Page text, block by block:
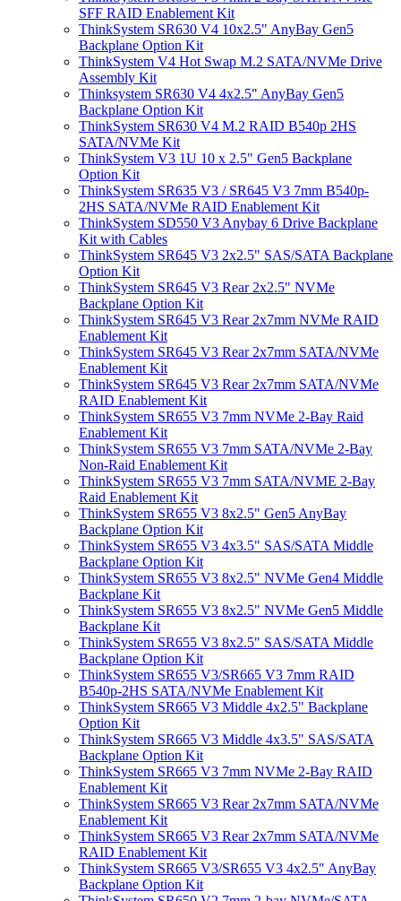
SFF RAID Enablement Kit
ThinkSystem SR630 V4 10x2.5" AnyBay Gen5
Backplane Option Kit
ThinkSystem V4 Hot Swap M.2 SATA/NVMe Drive
Assembly Kit
Thinksystem SR630 V4 4x2.5" AnyBay Gen5
Backplane Option Kit
ThinkSystem SR630 V4 M.2 RAID B540p 2HS
SATA/NVMe Kit
ThinkSystem V3 1U 10 x 2.5" Gen5 Backplane
Option Kit
ThinkSystem SR635 V3 / SR645 V3 7mm B540p-
2HS SATA/NVMe RAID Enablement Kit
ThinkSystem SD550 V3 Anybay 6 Drive Backplane
Kit with Cables
ThinkSystem SR645 V3 2x2.5" SAS/SATA Backplane
Option Kit
ThinkSystem SR645 V3 Rear 2x2.5" NVMe
Backplane Option Kit
ThinkSystem SR645 V3 Rear 2x7mm NVMe RAID
Enablement Kit
ThinkSystem SR645 V3 Rear 2x7mm SATA/NVMe
Enablement Kit
ThinkSystem SR645 V3 Rear 2x7mm SATA/NVMe
RAID Enablement Kit
ThinkSystem SR655 V3 7mm NVMe 2-Bay Raid
Enablement Kit
ThinkSystem SR655 V3 7mm SATA/NVMe 2-Bay
Non-Raid Enablement Kit
ThinkSystem SR655 V3 7mm SATA/NVME 2-Bay
Raid Enablement Kit
ThinkSystem SR655 V3 8x2.5" Gen5 AnyBay
Backplane Option Kit
ThinkSystem SR655 V3 4x3.5" SAS/SATA Middle
Backplane Option Kit
ThinkSystem SR655 V3 8x2.5" NVMe Gen4 Middle
Backplane Kit
ThinkSystem SR655 V3 8x2.5" NVMe Gen5 Middle
Backplane Kit
ThinkSystem SR655 V3 8x2.5" SAS/SATA Middle
Backplane Option Kit
ThinkSystem SR655 V3/SR665 V3 7mm RAID
B540p-2HS SATA/NVMe Enablement Kit
ThinkSystem SR665 V3 Middle 4x2.5" Backplane
Option Kit
ThinkSystem SR665 V3 Middle 4x3.5" SAS/SATA
Backplane Option Kit
ThinkSystem SR665 V3 7mm NVMe 2-Bay RAID
Enablement Kit
ThinkSystem SR665 V3 Rear 2x7mm SATA/NVMe
Enablement Kit
ThinkSystem SR665 V3 Rear 2x7mm SATA/NVMe
RAID Enablement Kit
ThinkSystem SR665 V3/SR655 V3 4x2.5" AnyBay
Backplane Option Kit